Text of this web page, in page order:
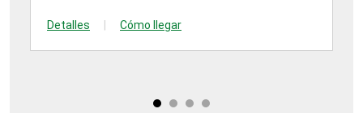
Detalles Cómo llegar